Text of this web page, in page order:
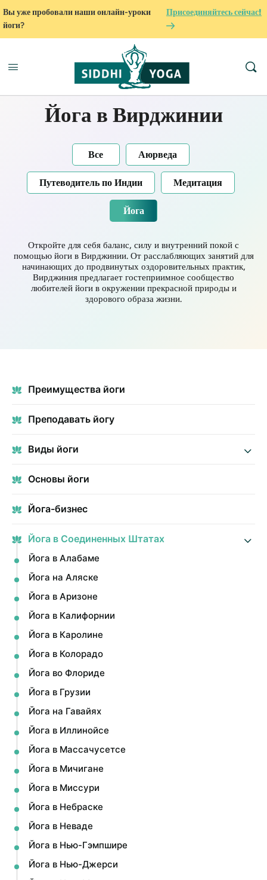
Вы уже пробовали наши онлайн-уроки
йоги?
Присоединяйтесь сейчас!
Йога в Вирджинии
Все Аюрведа
Путеводитель по Индии Медитация
Йога
Откройте для себя баланс, силу и внутренний покой с
помощью йоги в Вирджинии. От расслабляющих занятий для
начинающих до продвинутых оздоровительных практик,
Вирджиния предлагает гостеприимное сообщество
любителей йоги в окружении прекрасной природы и
здорового образа жизни.
Преимущества йоги
Преподавать йогу
Виды йоги
Основы йоги
Йога-бизнес
Йога в Соединенных Штатах
Йога в Алабаме
Йога на Аляске
Йога в Аризоне
Йога в Калифорнии
Йога в Каролине
Йога в Колорадо
Йога во Флориде
Йога в Грузии
Йога на Гавайях
Йога в Иллинойсе
Йога в Массачусетсе
Йога в Мичигане
Йога в Миссури
Йога в Небраске
Йога в Неваде
Йога в Нью-Гэмпшире
Йога в Нью-Джерси